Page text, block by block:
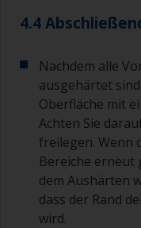
4.4
Nachdem alle
ausgehärtet
Oberfläche mit
Achten Sie
freilegen. Wenn
Bereiche erneut
dem Aushärten
dass der Rand
wird.